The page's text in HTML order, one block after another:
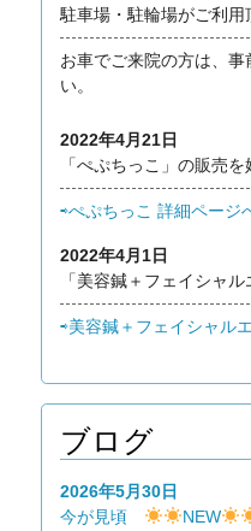
駐車場・駐輪場がご利用
お車でご来院の方は、
い。
2022年4月21日
「ぺぷちっこ」の販売を
⇨ぺぷちっこ 詳細ページ
2022年4月1日
「美容鍼＋フェイシャ
⇨美容鍼＋フェイシャル
ブログ
2026年5月30日
今が見頃
NEW